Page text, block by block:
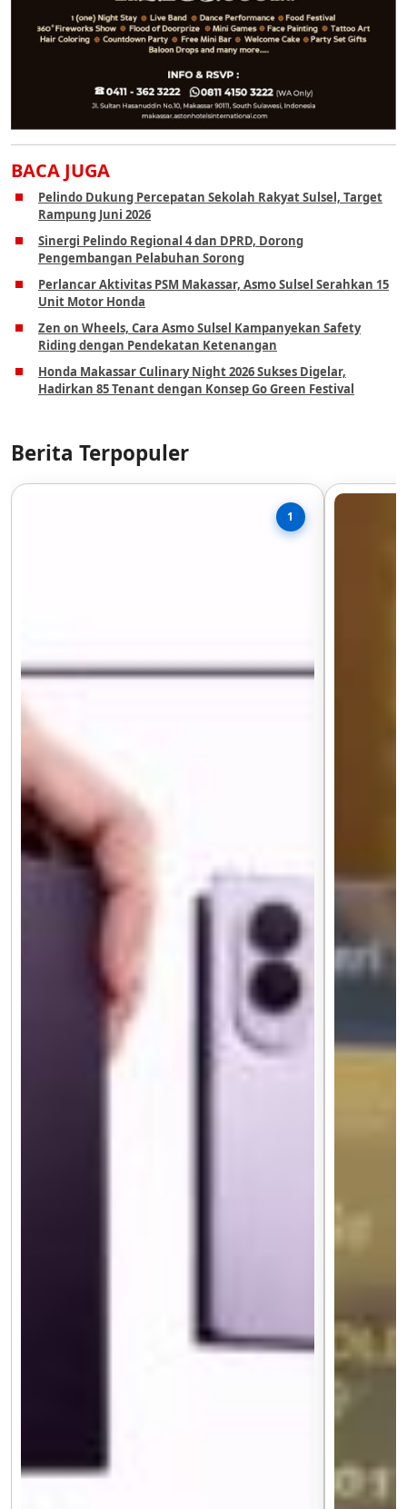
BACA JUGA
Pelindo Dukung Percepatan Sekolah Rakyat Sulsel, Target
Rampung Juni 2026
Sinergi Pelindo Regional 4 dan DPRD, Dorong
Pengembangan Pelabuhan Sorong
Perlancar Aktivitas PSM Makassar, Asmo Sulsel Serahkan 15
Unit Motor Honda
Zen on Wheels, Cara Asmo Sulsel Kampanyekan Safety
Riding dengan Pendekatan Ketenangan
Honda Makassar Culinary Night 2026 Sukses Digelar,
Hadirkan 85 Tenant dengan Konsep Go Green Festival
Berita Terpopuler
1